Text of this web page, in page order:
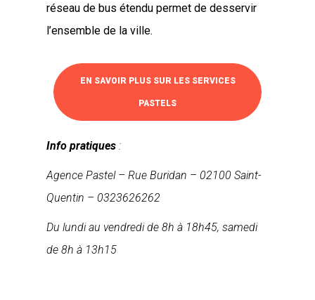
réseau de bus étendu permet de desservir
l’ensemble de la ville.
EN SAVOIR PLUS SUR LES SERVICES
PASTELS
Info pratiques :
Agence Pastel –Rue Buridan –02100 Saint-
Quentin – 0323626262
Du lundi au vendredi de 8h à 18h45, samedi
de 8h à 13h15